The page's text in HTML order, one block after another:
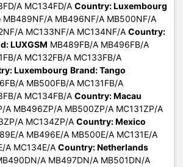
A MC134FD/A Country: Luxembourg
MB489NF/A MB496NF/A MB500NF/A
A MC133NF/A MC134NF/A Country:
LUXGSM MB489FB/A MB496FB/A
A MC132FB/A MC133FB/A
Luxembourg Brand: Tango
A MB500FB/A MC131FB/A
A MC134FB/A Country: Macau
A MB496ZP/A MB500ZP/A MC131ZP/A
A MC134ZP/A Country: Mexico
A MB496E/A MB500E/A MC131E/A
A MC134E/A Country: Netherlands
A MB497DN/A MB501DN/A